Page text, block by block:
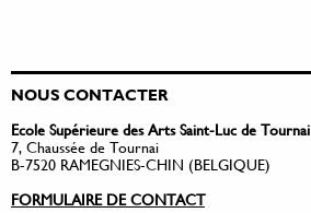
NOUS CONTACTER
Ecole Supérieure des Arts Saint-Luc de Tournai
7, Chaussée de Tournai
B-7520 RAMEGNIES-CHIN (BELGIQUE)
FORMULAIRE DE CONTACT